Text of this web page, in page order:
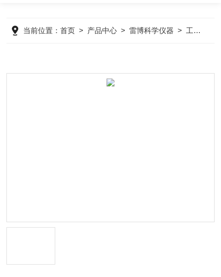
当前位置：首页 > 产品中心 >雷博科学仪器 > 工业半导体设备